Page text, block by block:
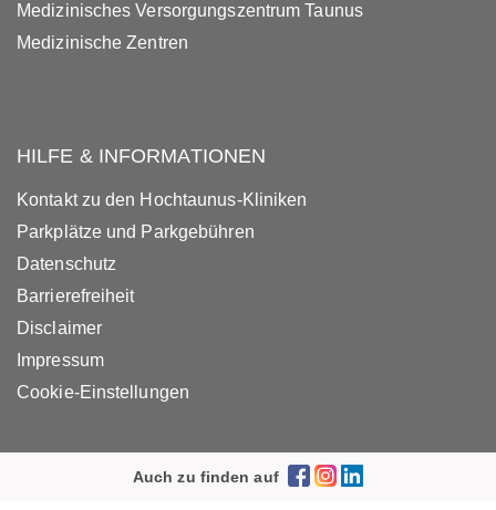
Medizinisches Versorgungszentrum Taunus
Medizinische Zentren
HILFE & INFORMATIONEN
Kontakt zu den Hochtaunus-Kliniken
Parkplätze und Parkgebühren
Datenschutz
Barrierefreiheit
Disclaimer
Impressum
Cookie-Einstellungen
Auch zu finden auf